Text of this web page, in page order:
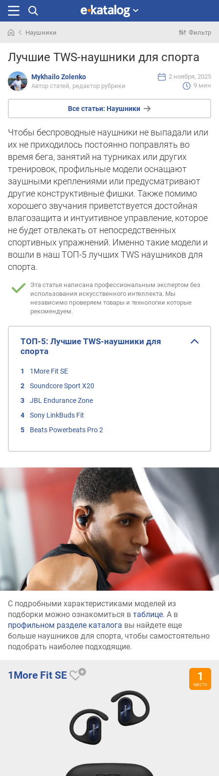
раньше
Наушники Фильтр
Лучшие TWS-наушники для спорта
Mykhailo Zolenko
Автор статей, редактор рубрики 9 мин
2 ноября, 2025
Все статьи: Наушники
Чтобы беспроводные наушники не выпадали или
их не приходилось постоянно поправлять во
время бега, занятий на турниках или других
тренировок, профильные модели оснащают
заушными креплениями или предусматривают
другие конструктивные фишки. Также помимо
хорошего звучания приветствуется достойная
влагозащита и интуитивное управление, которое
не будет отвлекать от непосредственных
спортивных упражнений. Именно такие модели и
вошли в наш ТОП-5 лучших TWS наушников для
спорта.
Эта статья написана профессиональным экспертом без
использования искусственного интеллекта. Мы
независимо проверяем товары и технологии которые
рекомендуем.
ТОП-5: Лучшие TWS-наушники для
спорта
1More Fit SE
Soundcore Sport X20
JBL Endurance Zone
Sony LinkBuds Fit
Beats Powerbeats Pro 2
С подробными характеристиками моделей из
подборки можно ознакомиться в таблице. А в
профильном разделе каталога вы найдете еще
больше наушников для спорта, чтобы самостоятельно
подобрать наиболее подходящие.
1More Fit SE